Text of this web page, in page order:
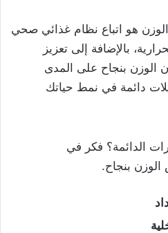
هو اتباع نظام غذائي صحي
بالإضافة إلى تعزيز
الوزن بنجاح على المدى
دائمة في نمط حياتك
الدائمة؟ فكر في
الوزن بنجاح.